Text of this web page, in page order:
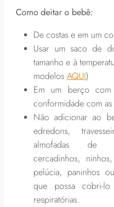
Como deitar o bebê:
De costas e em um
Usar um saco de
tamanho e à
modelosAQUI)
Em um berço
conformidade com as
Não adicionar ao
edredons,
almofadas de
cercadinhos,
pelúcia, paninhos
que possa cobri-
respiratórias.